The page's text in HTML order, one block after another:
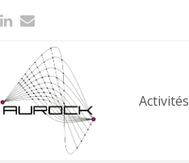
Activités